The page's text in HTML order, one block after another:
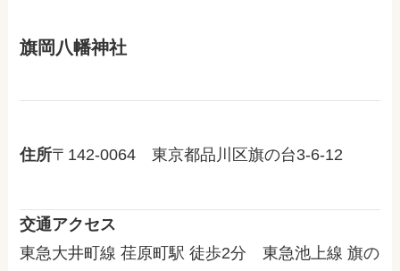
旗岡八幡神社
住所〒142-0064 東京都品川区旗の台3-6-12
交通アクセス
東急大井町線 荏原町駅 徒歩2分 東急池上線 旗の